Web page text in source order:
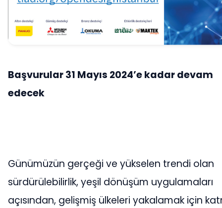
Başvurular 31 Mayıs 2024’e kadar devam
edecek
Günümüzün gerçeği ve yükselen trendi olan
sürdürülebilirlik, yeşil dönüşüm uygulamaları
açısından, gelişmiş ülkeleri yakalamak için